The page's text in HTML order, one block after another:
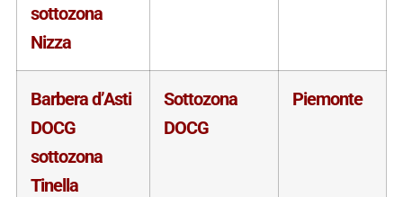
sottozona
Nizza
Barbera d’Asti
DOCG
sottozona
Tinella
Sottozona
DOCG
Piemonte